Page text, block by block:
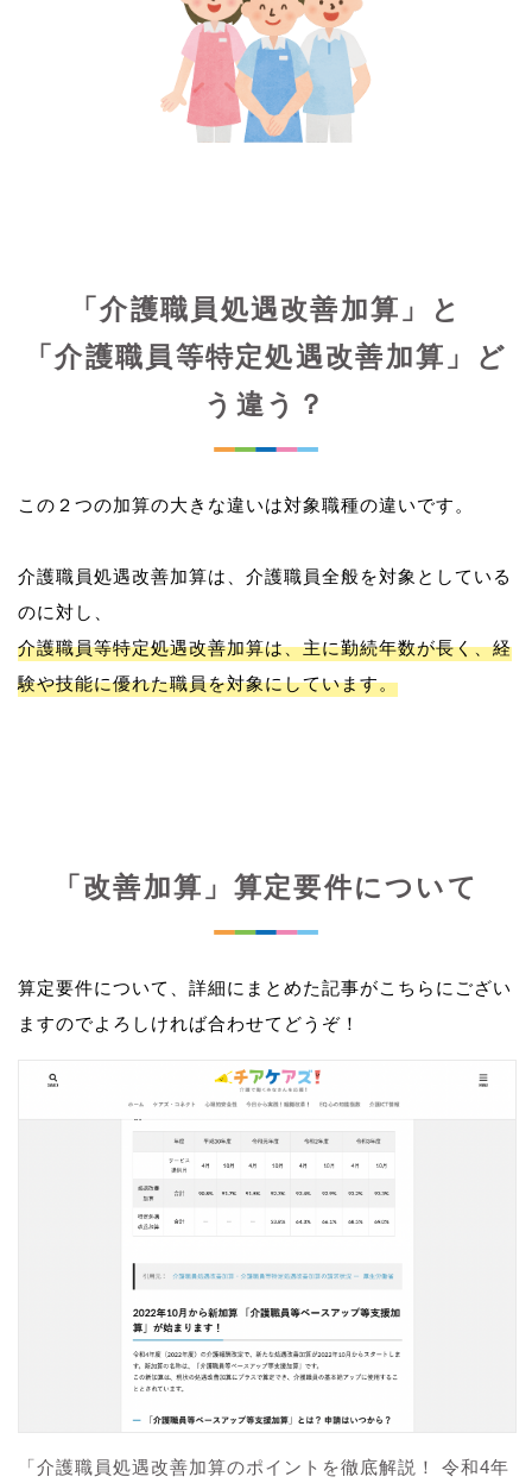
「介護職員処遇改善加算」と
「介護職員等特定処遇改善加算」ど
う違う？
この２つの加算の大きな違いは対象職種の違いです。
介護職員処遇改善加算は、介護職員全般を対象としている
介護職員等特定処遇改善加算は、主に勤続年数が長く、経
験や技能に優れた職員を対象にしています。
「改善加算」算定要件について
算定要件について、詳細にまとめた記事がこちらにござい
ますのでよろしければ合わせてどうぞ！
「介護職員処遇改善加算のポイントを徹底解説！ 令和4年